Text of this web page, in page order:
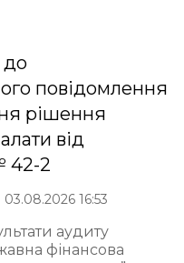
повідомлення
рішення
від
42-2
03.08.2026 16:53
аудиту
фінансова